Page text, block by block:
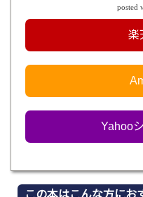
posted
楽
Yahoo
この本はこんな方にお